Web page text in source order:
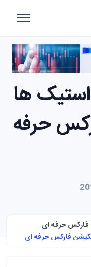
ها
حرفه
فارکس حرفه ای
فارکس حرفه ای